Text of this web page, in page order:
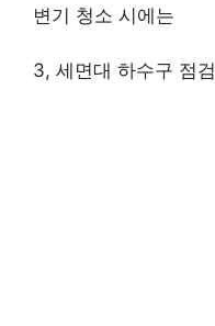
변기 청소 시에는
3, 세면대 하수구 점검